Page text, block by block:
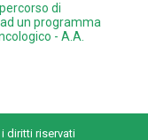
di
un programma
- A.A.
diritti riservati